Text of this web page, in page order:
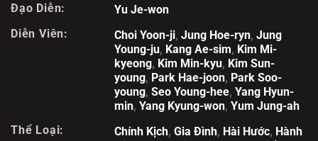
Đạo Diễn:
Yu Je-won
Diễn Viên:
Choi Yoon-ji, Jung Hoe-ryn, Jung
Young-ju, Kang Ae-sim, Kim Mi-
kyeong, Kim Min-kyu, Kim Sun-
young, Park Hae-joon, Park Soo-
young, Seo Young-hee, Yang Hyun-
min, Yang Kyung-won, Yum Jung-ah
Thể Loại:
Chính Kịch, Gia Đình, Hài Hước, Hành